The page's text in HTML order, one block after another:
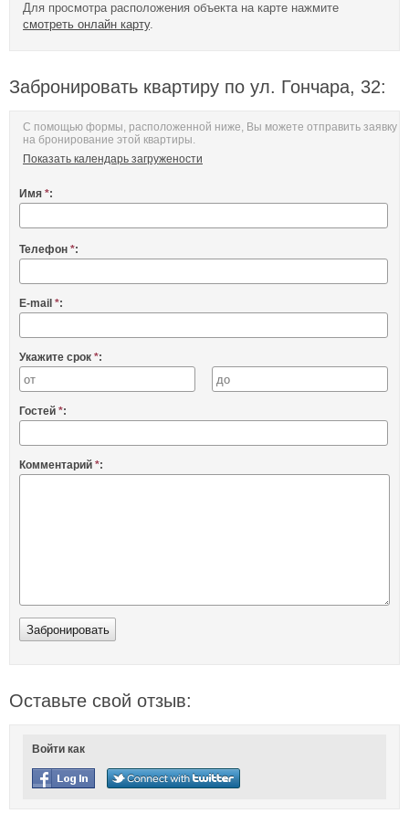
Для просмотра расположения объекта на карте нажмите
смотреть онлайн карту.
Забронировать квартиру по ул. Гончара, 32:
С помощью формы, расположенной ниже, Вы можете отправить заявку
на бронирование этой квартиры.
Показать календарь загружености
Имя *:
Телефон *:
E-mail *:
Укажите срок *:
Гостей *:
Комментарий *:
Оставьте свой отзыв:
Войти как